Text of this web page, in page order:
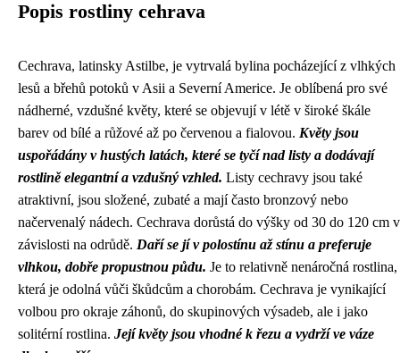
Popis rostliny cehrava
Cechrava, latinsky Astilbe, je vytrvalá bylina pocházející z vlhkých
lesů a břehů potoků v Asii a Severní Americe. Je oblíbená pro své
nádherné, vzdušné květy, které se objevují v létě v široké škále
barev od bílé a růžové až po červenou a fialovou. Květy jsou
uspořádány v hustých latách, které se tyčí nad listy a dodávají
rostlině elegantní a vzdušný vzhled. Listy cechravy jsou také
atraktivní, jsou složené, zubaté a mají často bronzový nebo
načervenalý nádech. Cechrava dorůstá do výšky od 30 do 120 cm v
závislosti na odrůdě. Daří se jí v polostínu až stínu a preferuje
vlhkou, dobře propustnou půdu. Je to relativně nenáročná rostlina,
která je odolná vůči škůdcům a chorobám. Cechrava je vynikající
volbou pro okraje záhonů, do skupinových výsadeb, ale i jako
solitérní rostlina. Její květy jsou vhodné k řezu a vydrží ve váze